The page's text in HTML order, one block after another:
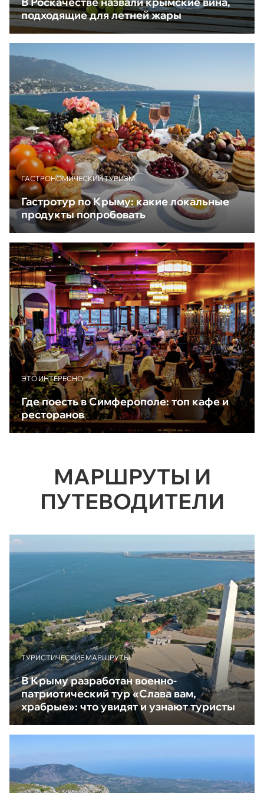
подходящие для летней жары
ГАСТРОНОМИЧЕСКИЙ ТУРИЗМ
Гастротур по Крыму: какие локальные
продукты попробовать
ЭТО ИНТЕРЕСНО
Где поесть в Симферополе: топ кафе и
ресторанов
МАРШРУТЫ И
ПУТЕВОДИТЕЛИ
ТУРИСТИЧЕСКИЕ МАРШРУТЫ
В Крыму разработан военно-
патриотический тур «Слава вам,
храбрые»: что увидят и узнают туристы